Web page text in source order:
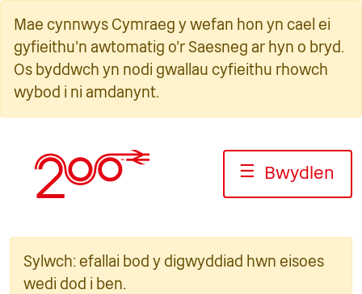
cynnwys
Mae cynnwys Cymraeg y wefan hon yn cael ei
gyfieithu'n awtomatig o'r Saesneg ar hyn o bryd.
Os byddwch yn nodi gwallau cyfieithu rhowch
wybod i ni amdanynt.
☰ Bwydlen
Sylwch: efallai bod y digwyddiad hwn eisoes
wedi dod i ben.